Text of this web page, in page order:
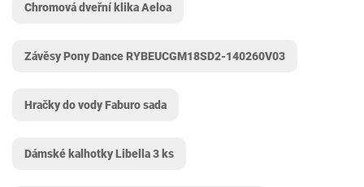
Chromová dveřní klika Aeloa
Závěsy Pony Dance ‎RYBEUCGM18SD2-140260V03
Hračky do vody Faburo sada
Dámské kalhotky Libella 3 ks